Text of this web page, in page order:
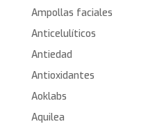
Ampollas faciales
Anticelulíticos
Antiedad
Antioxidantes
Aoklabs
Aquilea